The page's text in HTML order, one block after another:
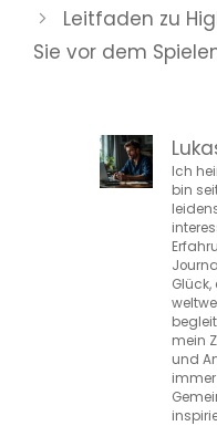
Leitfaden zu
Sie vor dem
Ich
bin
mein
und